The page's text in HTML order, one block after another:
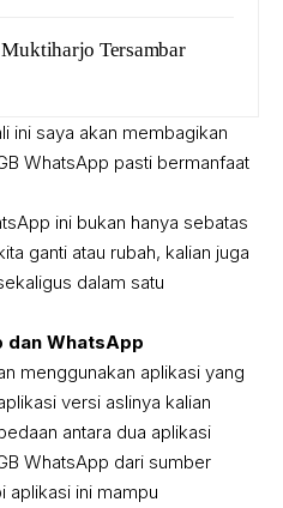
Tersambar
ini saya akan membagikan
WhatsApp pasti bermanfaat
ini bukan hanya sebatas
ganti atau rubah, kalian juga
dalam satu
dan WhatsApp
menggunakan aplikasi yang
versi aslinya kalian
antara dua aplikasi
WhatsApp dari sumber
aplikasi ini mampu